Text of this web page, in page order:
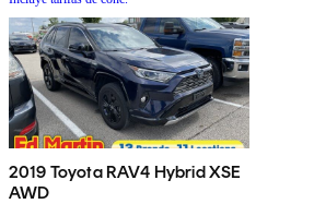
2019 Toyota RAV4 Hybrid XSE
AWD